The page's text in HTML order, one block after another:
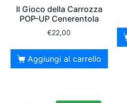
Il Gioco della Carrozza
POP-UP Cenerentola
€22,00
Aggiungi al carrello